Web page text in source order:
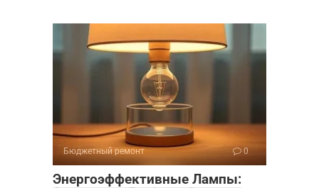
Бюджетный ремонт 0
Энергоэффективные Лампы: